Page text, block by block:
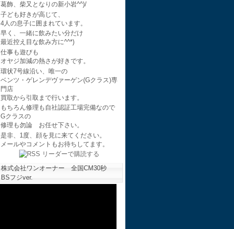
葛飾、柴又となりの新小岩^^)/
子ども好きが高じて、
4人の息子に囲まれています。
早く、一緒に飲みたい分だけ
最近控え目な飲み方に^^*)
仕事も遊びも
オヤジ加減の熱さが好きです。
環状7号線沿い、唯一の
ベンツ・ゲレンデヴァーゲン(Gクラス)専
門店
買取から引取まで行います。
もちろん修理も自社認証工場完備なので
Gクラスの
修理も勿論 お任せ下さい。
是非、1度、顔を見に来てください。
メールやコメントもお待ちしてます。
株式会社ワンオーナー 全国CM30秒
BSフジver.